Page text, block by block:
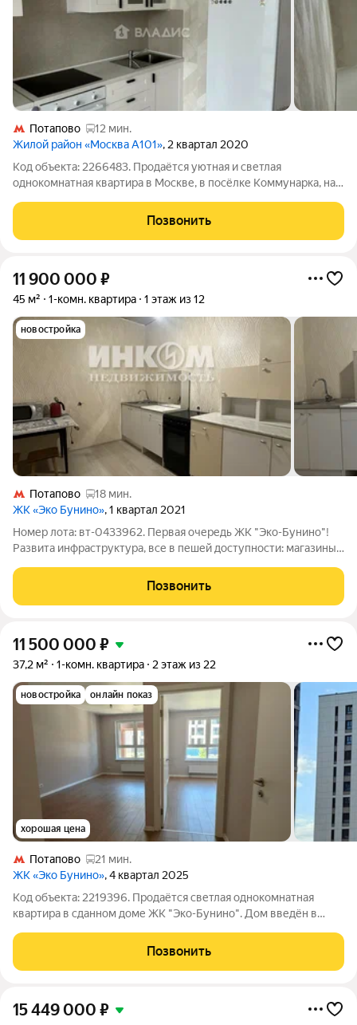
Потапово
12 мин.
Жилой район «Москва А101», 2 квартал 2020
Код объекта: 2266483. Продаётся уютная и светлая
однокомнатная квартира в Москве, в посёлке Коммунарка, на
ценит комфорт и современное жильё. Квартира расположена
на 13 этаже 14-этажного
Позвонить
11 900 000 ₽
45 м² 1-комн. квартира 1 этаж из 12
новостройка
Потапово
18 мин.
ЖК «Эко Бунино», 1 квартал 2021
Номер лота: вт-0433962. Первая очередь ЖК "Эко-Бунино"!
Развита инфраструктура, все в пешей доступности: магазины,
Квартира с отделкой "white-box": выровнены стены, обои
поклеены в
Позвонить
11 500 000 ₽
37,2 м² 1-комн. квартира 2 этаж из 22
новостройка онлайн показ
хорошая цена
Потапово
21 мин.
ЖК «Эко Бунино», 4 квартал 2025
Код объекта: 2219396. Продаётся светлая однокомнатная
квартира в сданном доме ЖК "Эко-Бунино". Дом введён в
ремонт от застройщика. Просторная кухня-гостиная, спальня и
санузел. В этом подъезде три
Позвонить
15 449 000 ₽